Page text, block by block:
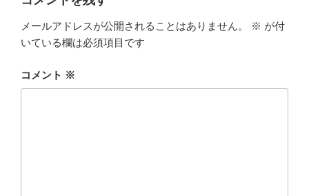
メールアドレスが公開されることはありません。 ※ が付
いている欄は必須項目です
コメント ※